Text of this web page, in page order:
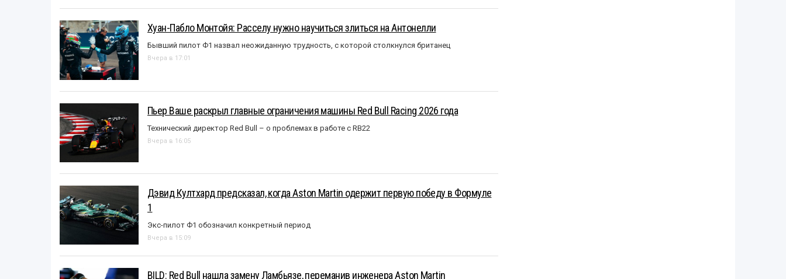
Хуан-Пабло Монтойя: Расселу нужно научиться злиться на Антонелли
Бывший пилот Ф1 назвал неожиданную трудность, с которой столкнулся британец
Вчера в 17:01
Пьер Ваше раскрыл главные ограничения машины Red Bull Racing 2026 года
Технический директор Red Bull – о проблемах в работе с RB22
Вчера в 16:05
Дэвид Култхард предсказал, когда Aston Martin одержит первую победу в Формуле
1
Экс-пилот Ф1 обозначил конкретный период
Вчера в 15:09
BILD: Red Bull нашла замену Ламбьязе, переманив инженера Aston Martin